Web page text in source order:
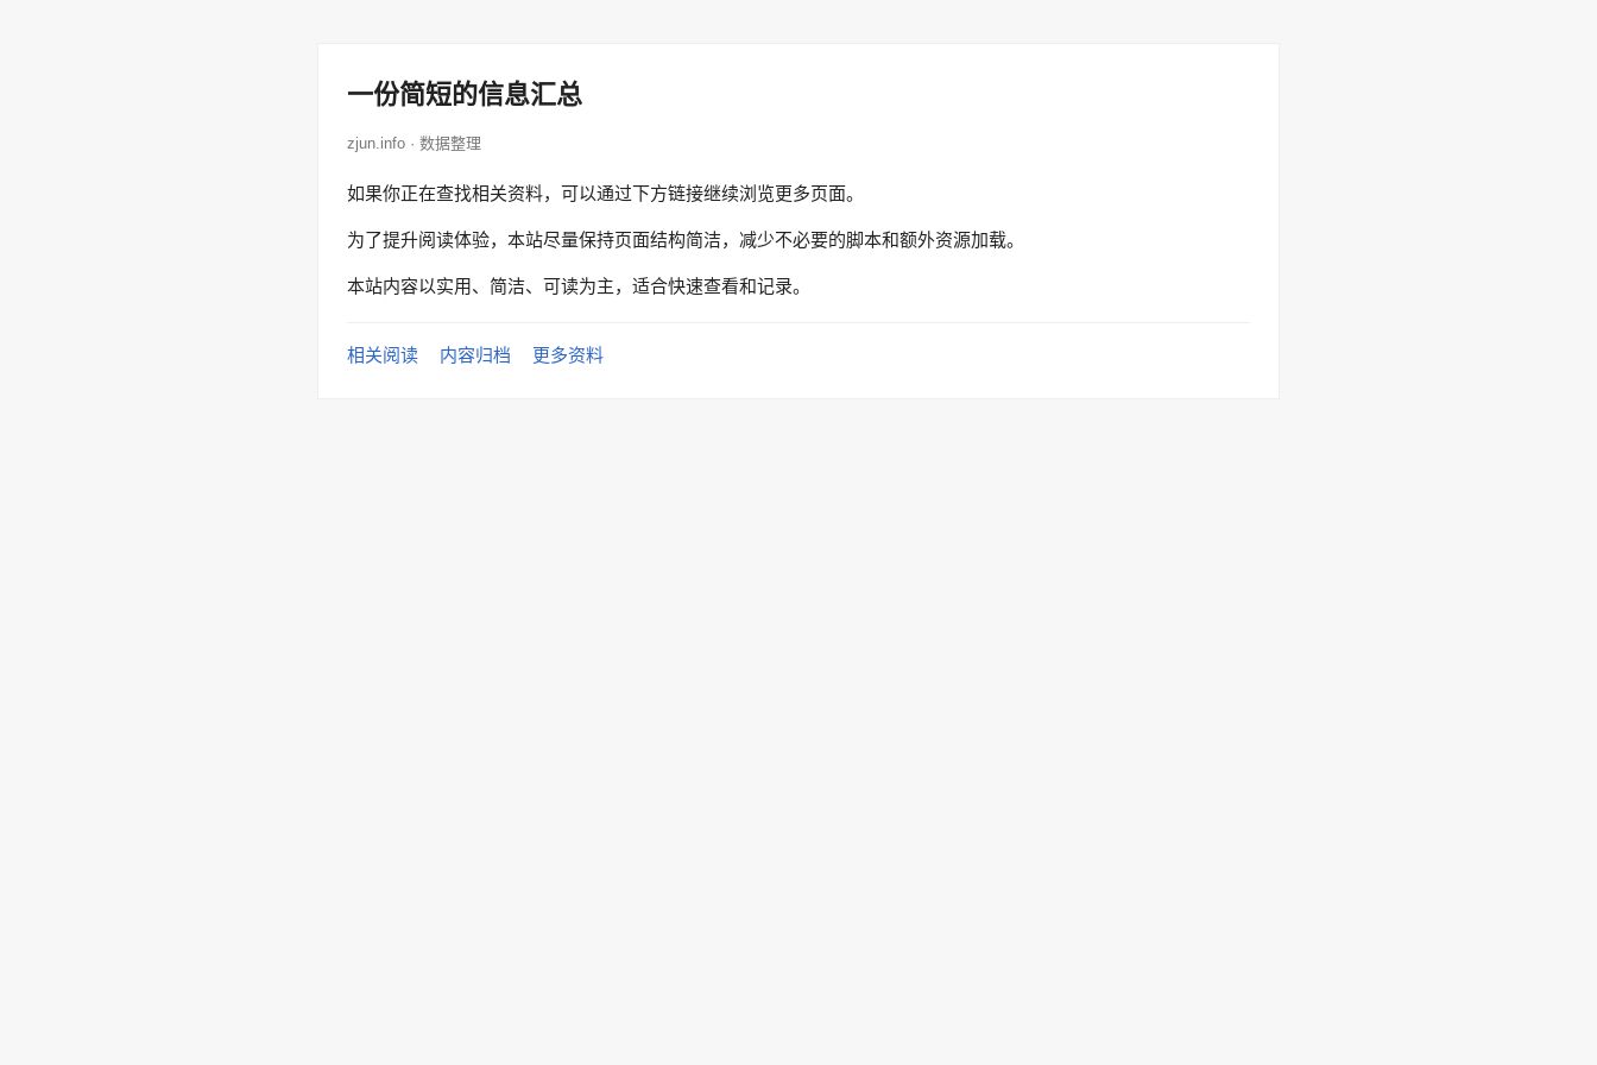
一份简短的信息汇总
zjun.info · 数据整理
如果你正在查找相关资料，可以通过下方链接继续浏览更多页面。
为了提升阅读体验，本站尽量保持页面结构简洁，减少不必要的脚本和额外资源加载。
本站内容以实用、简洁、可读为主，适合快速查看和记录。
相关阅读 内容归档 更多资料